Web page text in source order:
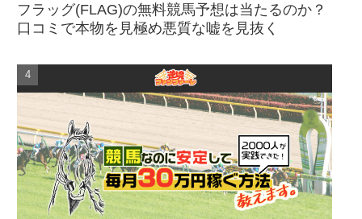
フラッグ(FLAG)の無料競馬予想は当たるのか？
口コミで本物を見極め悪質な嘘を見抜く